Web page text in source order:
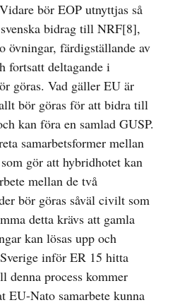
bör EOP utnyttjas så
bidrag till NRF[8],
övningar, färdigställande av
fortsatt deltagande i
göras. Vad gäller EU är
bör göras för att bidra till
kan föra en samlad GUSP.
samarbetsformer mellan
gör att hybridhotet kan
mellan de två
bör göras såväl civilt som
detta krävs att gamla
kan lösas upp och
inför ER 15 hitta
denna process kommer
EU-Nato samarbete kunna